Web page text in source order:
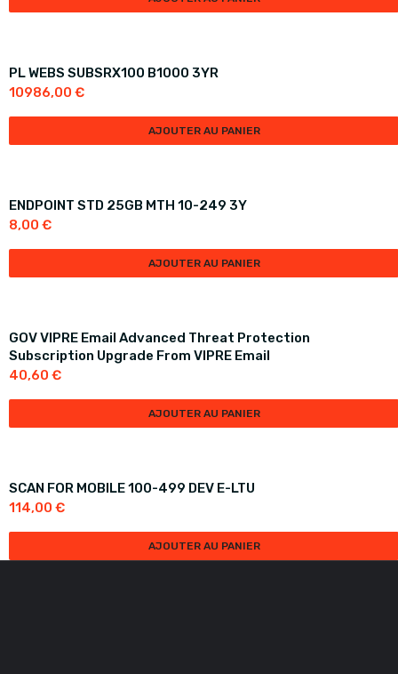
PL WEBS SUBSRX100 B1000 3YR
10986,00 €
AJOUTER AU PANIER
ENDPOINT STD 25GB MTH 10-249 3Y
8,00 €
AJOUTER AU PANIER
GOV VIPRE Email Advanced Threat Protection
Subscription Upgrade From VIPRE Email
40,60 €
AJOUTER AU PANIER
SCAN FOR MOBILE 100-499 DEV E-LTU
114,00 €
AJOUTER AU PANIER